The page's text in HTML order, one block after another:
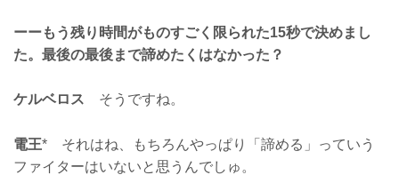
ーーもう残り時間がものすごく限られた15秒で決めまし
た。最後の最後まで諦めたくはなかった？
ケルベロス そうですね。
電王* それはね、もちろんやっぱり「諦める」っていう
ファイターはいないと思うんでしゅ。